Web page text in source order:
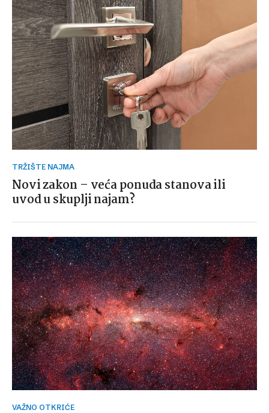
TRŽIŠTE NAJMA
Novi zakon – veća ponuda stanova ili
uvod u skuplji najam?
VAŽNO OTKRIĆE